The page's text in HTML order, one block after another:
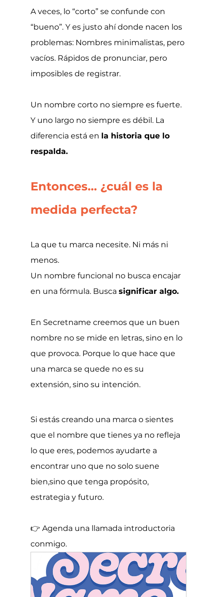
A veces, lo “corto” se confunde con
“bueno”. Y es justo ahí donde nacen los
problemas: Nombres minimalistas, pero
vacíos. Rápidos de pronunciar, pero
imposibles de registrar.
Un nombre corto no siempre es fuerte.
Y uno largo no siempre es débil. La
diferencia está en la historia que lo
respalda.
Entonces… ¿cuál es la
medida perfecta?
La que tu marca necesite. Ni más ni
menos.
Un nombre funcional no busca encajar
en una fórmula. Busca significar algo.
En Secretname creemos que un buen
nombre no se mide en letras, sino en lo
que provoca. Porque lo que hace que
una marca se quede no es su
extensión, sino su intención.
Si estás creando una marca o sientes
que el nombre que tienes ya no refleja
lo que eres, podemos ayudarte a
encontrar uno que no solo suene
bien,sino que tenga propósito,
estrategia y futuro.
👉 Agenda una llamada introductoria
conmigo.